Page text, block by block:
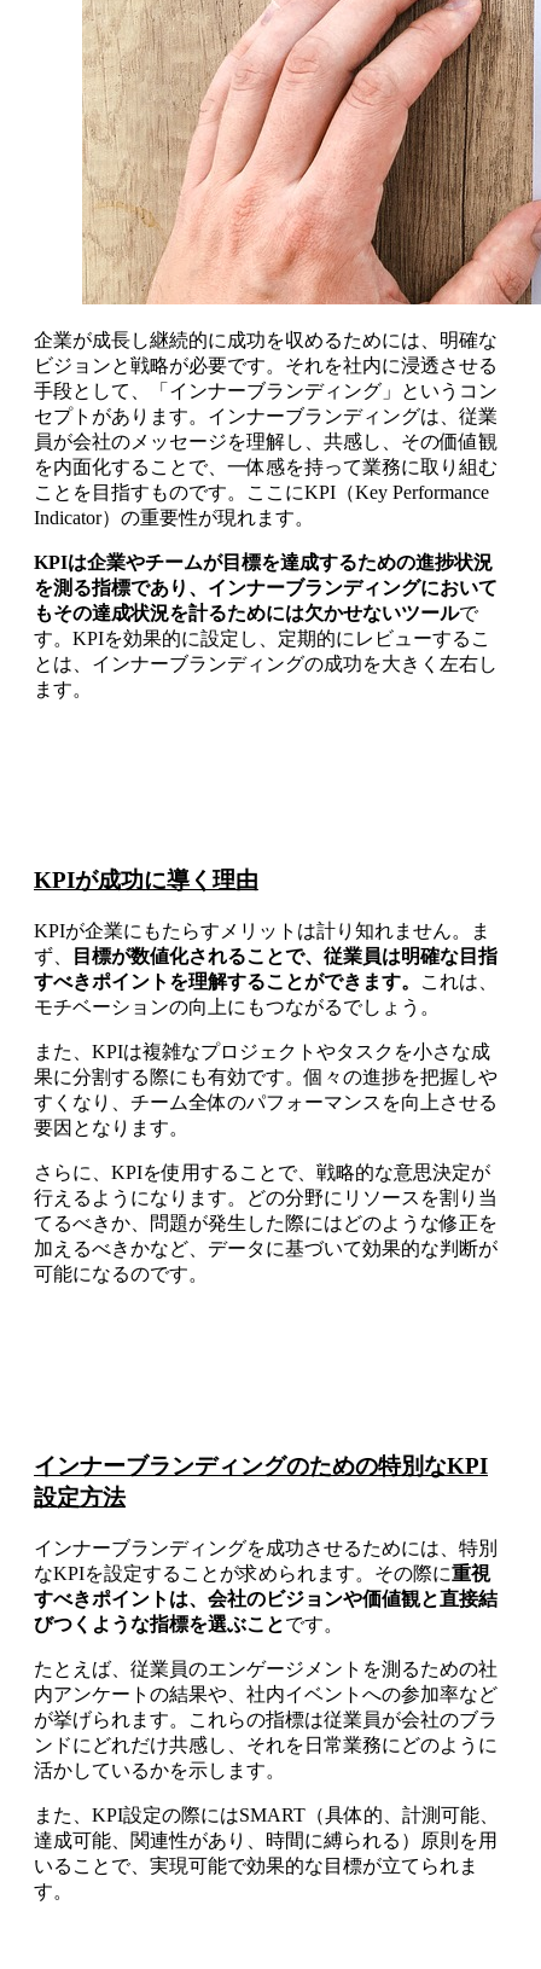
企業が成長し継続的に成功を収めるためには、明確な
ビジョンと戦略が必要です。それを社内に浸透させる
手段として、「インナーブランディング」というコン
セプトがあります。インナーブランディングは、従業
員が会社のメッセージを理解し、共感し、その価値観
を内面化することで、一体感を持って業務に取り組む
ことを目指すものです。ここにKPI（Key Performance
Indicator）の重要性が現れます。
KPIは企業やチームが目標を達成するための進捗状況
を測る指標であり、インナーブランディングにおいて
もその達成状況を計るためには欠かせないツールで
す。KPIを効果的に設定し、定期的にレビューするこ
とは、インナーブランディングの成功を大きく左右し
ます。
KPIが成功に導く理由
KPIが企業にもたらすメリットは計り知れません。ま
ず、
目標が数値化されることで、従業員は明確な目指
すべきポイントを理解することができます。
これは、
モチベーションの向上にもつながるでしょう。
また、KPIは複雑なプロジェクトやタスクを小さな成
果に分割する際にも有効です。個々の進捗を把握しや
すくなり、チーム全体のパフォーマンスを向上させる
要因となります。
さらに、KPIを使用することで、戦略的な意思決定が
行えるようになります。どの分野にリソースを割り当
てるべきか、問題が発生した際にはどのような修正を
加えるべきかなど、データに基づいて効果的な判断が
可能になるのです。
インナーブランディングのための特別なKPI
設定方法
インナーブランディングを成功させるためには、特別
なKPIを設定することが求められます。その際に重視
すべきポイントは、会社のビジョンや価値観と直接結
びつくような指標を選ぶことです。
たとえば、従業員のエンゲージメントを測るための社
内アンケートの結果や、社内イベントへの参加率など
が挙げられます。これらの指標は従業員が会社のブラ
ンドにどれだけ共感し、それを日常業務にどのように
活かしているかを示します。
また、KPI設定の際にはSMART（具体的、計測可能、
達成可能、関連性があり、時間に縛られる）原則を用
いることで、実現可能で効果的な目標が立てられま
す。